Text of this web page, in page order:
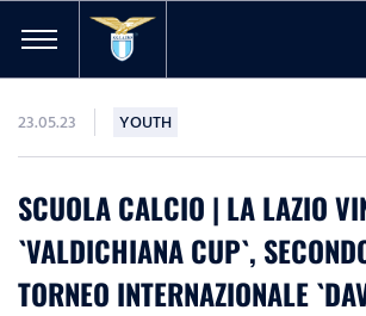
23.05.23 YOUTH
SCUOLA CALCIO | LA LAZIO
`VALDICHIANA CUP`,
TORNEO INTERNAZIONALE